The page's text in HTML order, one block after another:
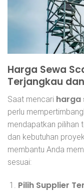
Harga Sewa
Terjangkau
Saat mencari harga
perlu
mendapatkan pilihan
dan kebutuhan
membantu Anda
sesuai:
Pilih Supplier